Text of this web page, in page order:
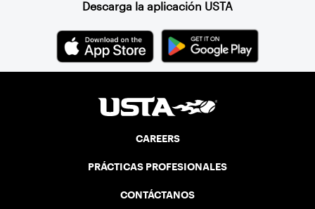
Descarga la aplicación USTA
CAREERS
PRÁCTICAS PROFESIONALES
CONTÁCTANOS